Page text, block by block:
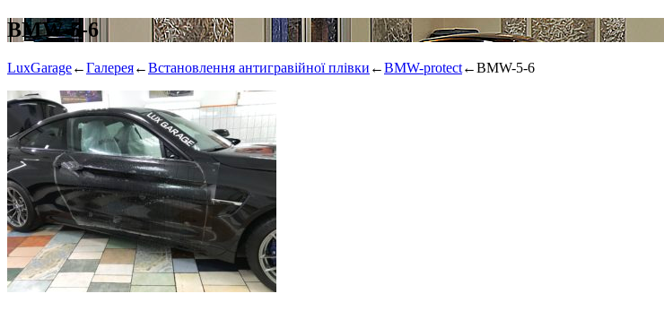
BMW-5-6
LuxGarage←Галерея←Встановлення антигравійної плівки ←BMW-protect←BMW-5-6